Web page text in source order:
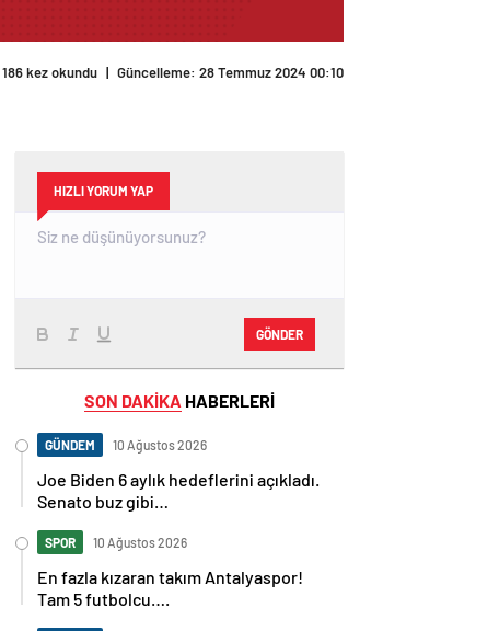
186 kez okundu | Güncelleme: 28 Temmuz 2024 00:10
HIZLI YORUM YAP
GÖNDER
SON DAKİKA HABERLERİ
GÜNDEM 10 Ağustos 2026
Joe Biden 6 aylık hedeflerini açıkladı.
Senato buz gibi…
SPOR 10 Ağustos 2026
En fazla kızaran takım Antalyaspor!
Tam 5 futbolcu….